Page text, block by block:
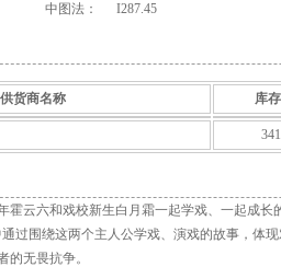
中图法： I287.45
供货商名称 库
霍云六和戏校新生白月霜一起学戏、一起成长
过围绕这两个主人公学戏、演戏的故事，体
的无畏抗争。